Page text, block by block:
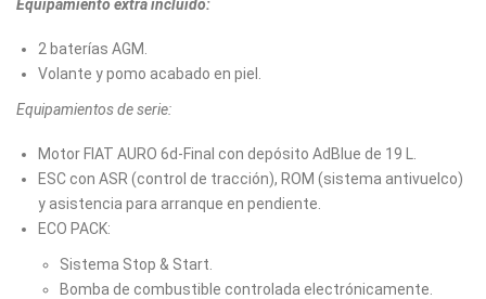
Equipamiento extra incluido:
2 baterías AGM.
Volante y pomo acabado en piel.
Equipamientos de serie:
Motor FIAT AURO 6d-Final con depósito AdBlue de 19 L.
ESC con ASR (control de tracción), ROM (sistema antivuelco)
y asistencia para arranque en pendiente.
ECO PACK:
Sistema Stop & Start.
Bomba de combustible controlada electrónicamente.